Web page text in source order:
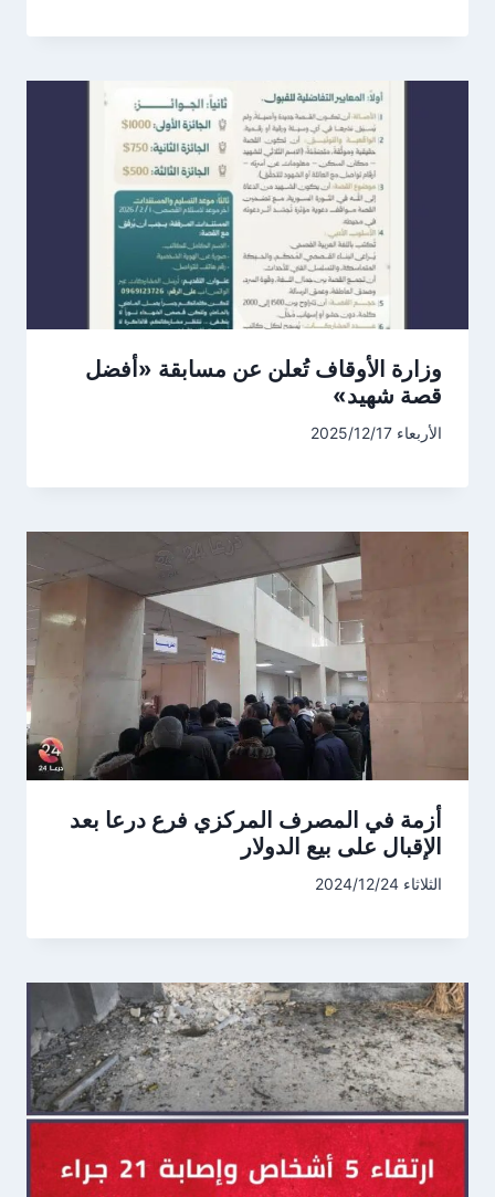
وزارة الأوقاف تُعلن عن مسابقة «أفضل
قصة شهيد»
الأربعاء 2025/12/17
أزمة في المصرف المركزي فرع درعا بعد
الإقبال على بيع الدولار
الثلاثاء 2024/12/24